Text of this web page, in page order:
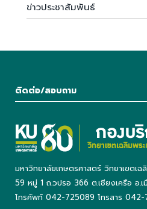
ข่าวประชาสัมพันธ์
ติดต่อ/สอบถาม
มหาวิทยาลัยเกษตรศาสตร์ วิทยาเขตเ
59 หมู่ 1 ถ.วปรอ 366 ต.เชียงเครือ อ.
โทรศัพท์ 042-725089 โทรสาร 042-